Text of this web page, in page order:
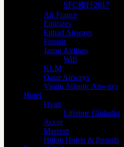
SFC修行2017
Air France
Emirates
Etihad Airways
Finnair
Japan Airlines
Wifi
KLM
Qatar Airways
Virgin Atlantic Airways
Hotel
Hyatt
Lifetime Globalist
Accor
Marriott
Hilton Hotels & Resorts